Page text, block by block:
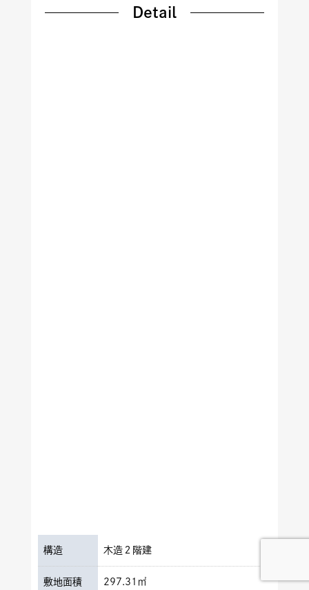
Detail
構造 木造２階建
敷地面積 297.31㎡